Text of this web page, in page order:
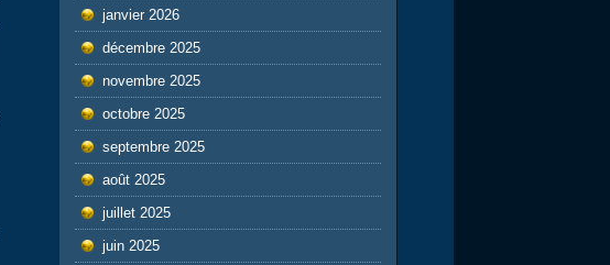
janvier 2026
décembre 2025
novembre 2025
octobre 2025
septembre 2025
août 2025
juillet 2025
juin 2025